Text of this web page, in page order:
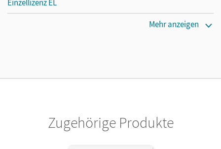
Einzellizenz EL
Héloury, Michèle; Jorißen, Catherine
Mehr anzeigen
Zugehörige Produkte